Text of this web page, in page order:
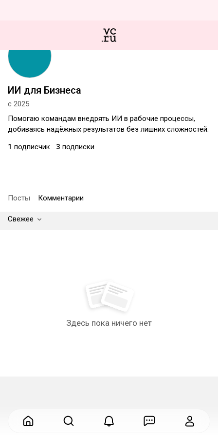
ИИ для Бизнеса
с 2025
Помогаю командам внедрять ИИ в рабочие процессы,
добиваясь надёжных результатов без лишних сложностей.
1 подписчик 3 подписки
Посты Комментарии
Свежее
Здесь пока ничего нет